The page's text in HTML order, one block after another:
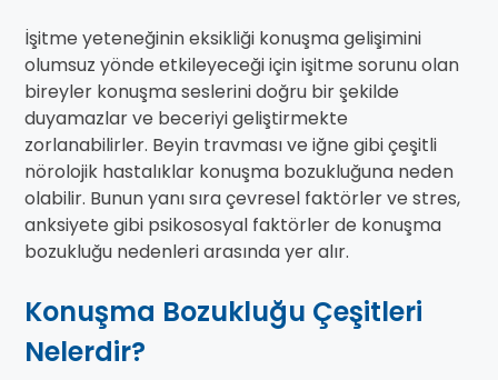
İşitme yeteneğinin eksikliği konuşma gelişimini
olumsuz yönde etkileyeceği için işitme sorunu olan
bireyler konuşma seslerini doğru bir şekilde
duyamazlar ve beceriyi geliştirmekte
zorlanabilirler. Beyin travması ve iğne gibi çeşitli
nörolojik hastalıklar konuşma bozukluğuna neden
olabilir. Bunun yanı sıra çevresel faktörler ve stres,
anksiyete gibi psikososyal faktörler de konuşma
bozukluğu nedenleri arasında yer alır.
Konuşma Bozukluğu Çeşitleri
Nelerdir?